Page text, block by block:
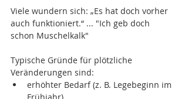
Viele wundern sich: „Es hat doch vorher
auch funktioniert.“ ... "Ich geb doch
schon Muschelkalk"
Typische Gründe für plötzliche
Veränderungen sind:
erhöhter Bedarf (z. B. Legebeginn im
Frühjahr)